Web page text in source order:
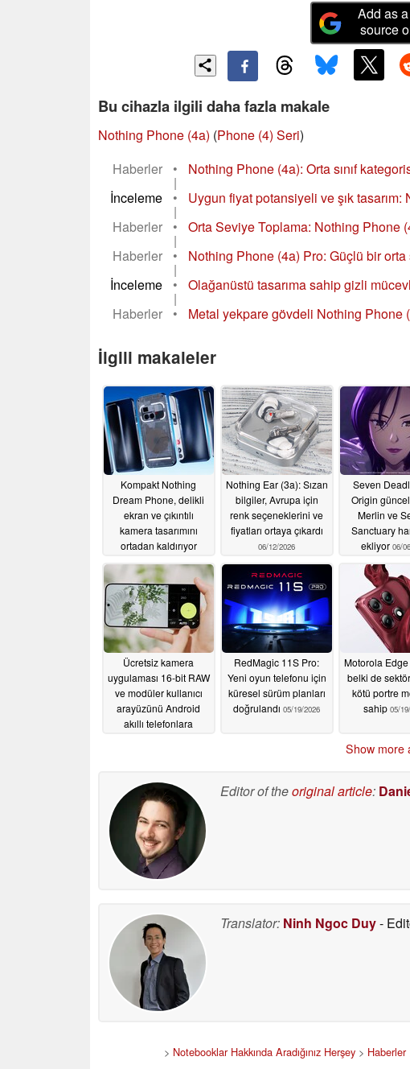
Add as
source
Bu cihazla ilgili daha fazla makale
Nothing Phone (4a) (Phone (4) Seri)
Haberler
• Nothing Phone (4a): Orta sınıf
|
İnceleme
• Uygun fiyat potansiyeli ve şık
|
Haberler
• Orta Seviye Toplama: Nothing Phone
|
Haberler
• Nothing Phone (4a) Pro: Güçlü bir orta
|
İnceleme
• Olağanüstü tasarıma sahip gizli
|
Haberler
• Metal yekpare gövdeli Nothing Phone
İlgili makaleler
Kompakt Nothing
Dream Phone, delikli
ekran ve çıkıntılı
kamera tasarımını
ortadan kaldırıyor
06/23/2026
Nothing Ear (3a): Sızan
bilgiler, Avrupa için
renk seçeneklerini ve
fiyatları ortaya çıkardı
06/12/2026
Seven
Origin
Merlin ve
Sanctuary
ekliyor 06/
Ücretsiz kamera
uygulaması 16-bit RAW
ve modüler kullanıcı
arayüzünü Android
akıllı telefonlara
RedMagic 11S Pro:
Yeni oyun telefonu için
küresel sürüm planları
doğrulandı 05/19/2026
Motorola
belki de
kötü portre
sahip 05/
Show more
Editor of theoriginal article:
Translator: Ninh Ngoc Duy-
> Notebooklar Hakkında Aradığınız Herşey > Haberler